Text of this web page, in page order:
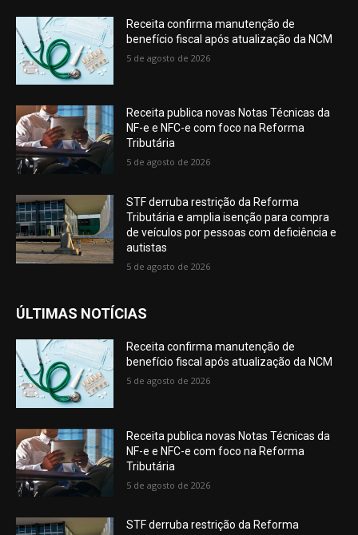
Receita confirma manutenção de
benefício fiscal após atualização da NCM
5 de agosto de 2026
Receita publica novas Notas Técnicas da
NF-e e NFC-e com foco na Reforma
Tributária
5 de agosto de 2026
STF derruba restrição da Reforma
Tributária e amplia isenção para compra
de veículos por pessoas com deficiência e
autistas
5 de agosto de 2026
ÚLTIMAS NOTÍCIAS
Receita confirma manutenção de
benefício fiscal após atualização da NCM
5 de agosto de 2026
Receita publica novas Notas Técnicas da
NF-e e NFC-e com foco na Reforma
Tributária
5 de agosto de 2026
STF derruba restrição da Reforma